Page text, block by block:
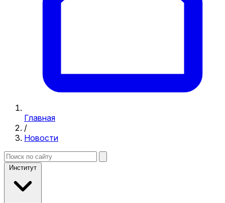
Главная
/
Новости
Институт